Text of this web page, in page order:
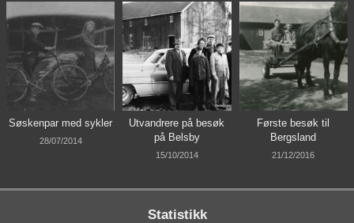
Søskenpar med sykler
28/07/2014
Utvandrere på besøk
på Belsby
15/10/2014
Første besøk til
Bergsland
21/12/2016
Statistikk